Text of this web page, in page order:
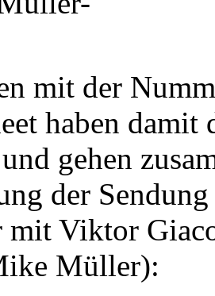
mit der
haben
gehen
der
mit Viktor
Müller):